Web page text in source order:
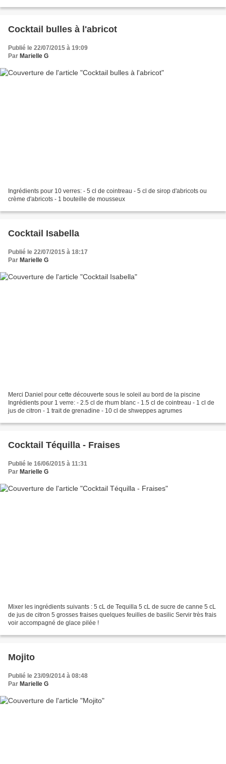
Cocktail bulles à l'abricot
Publié le 22/07/2015 à 19:09
Par Marielle G
Ingrédients pour 10 verres: - 5 cl de cointreau - 5 cl de sirop d'abricots ou
crème d'abricots - 1 bouteille de mousseux
Cocktail Isabella
Publié le 22/07/2015 à 18:17
Par Marielle G
Merci Daniel pour cette découverte sous le soleil au bord de la piscine
Ingrédients pour 1 verre: - 2.5 cl de rhum blanc - 1.5 cl de cointreau - 1 cl de
jus de citron - 1 trait de grenadine - 10 cl de shweppes agrumes
Cocktail Téquilla - Fraises
Publié le 16/06/2015 à 11:31
Par Marielle G
Mixer les ingrédients suivants : 5 cL de Tequilla 5 cL de sucre de canne 5 cL
de jus de citron 5 grosses fraises quelques feuilles de basilic Servir très frais
voir accompagné de glace pilée !
Mojito
Publié le 23/09/2014 à 08:48
Par Marielle G